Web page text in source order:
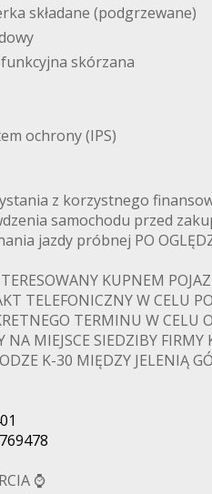
składane (podgrzewane)
skórzana
ochrony (IPS)
z korzystnego
samochodu przed
jazdy próbnej PO
KUPNEM
TELEFONICZNY W CELU
TERMINU W CELU
NA MIEJSCE SIEDZIBY
K-30 MIĘDZY JELENIĄ
⌚